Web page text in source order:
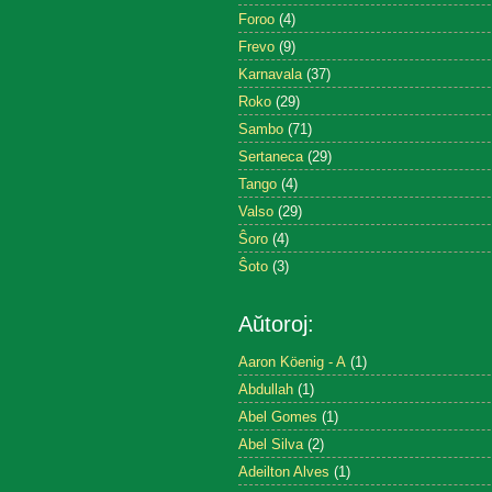
Foroo (4)
Frevo (9)
Karnavala (37)
Roko (29)
Sambo (71)
Sertaneca (29)
Tango (4)
Valso (29)
Ŝoro (4)
Ŝoto (3)
Aŭtoroj:
Aaron Köenig - A (1)
Abdullah (1)
Abel Gomes (1)
Abel Silva (2)
Adeilton Alves (1)